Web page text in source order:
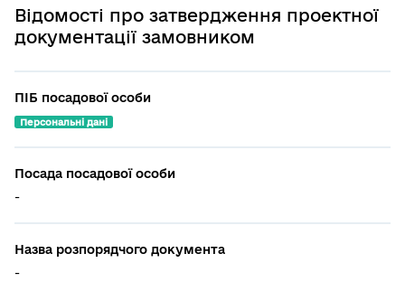
Відомості про затвердження проектної
документації замовником
ПІБ посадової особи
Персональні дані
Посада посадової особи
-
Назва розпорядчого документа
-